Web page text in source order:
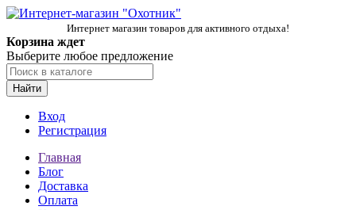
Интернет магазин товаров для активного отдыха!
Корзина ждет
Выберите любое предложение
Найти
Вход
Регистрация
Главная
Блог
Доставка
Оплата